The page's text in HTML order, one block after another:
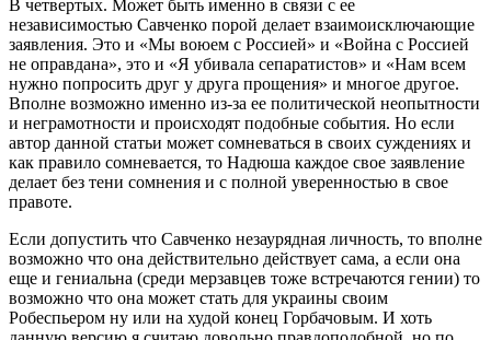
В четвертых. Может быть именно в связи с ее
независимостью Савченко порой делает взаимоисключающие
заявления. Это и «Мы воюем с Россией» и «Война с Россией
не оправдана», это и «Я убивала сепаратистов» и «Нам всем
нужно попросить друг у друга прощения» и многое другое.
Вполне возможно именно из-за ее политической неопытности
и неграмотности и происходят подобные события. Но если
автор данной статьи может сомневаться в своих суждениях и
как правило сомневается, то Надюша каждое свое заявление
делает без тени сомнения и с полной уверенностью в свое
правоте.
Если допустить что Савченко незаурядная личность, то вполне
возможно что она действительно действует сама, а если она
еще и гениальна (среди мерзавцев тоже встречаются гении) то
возможно что она может стать для украины своим
Робеспьером ну или на худой конец Горбачовым. И хоть